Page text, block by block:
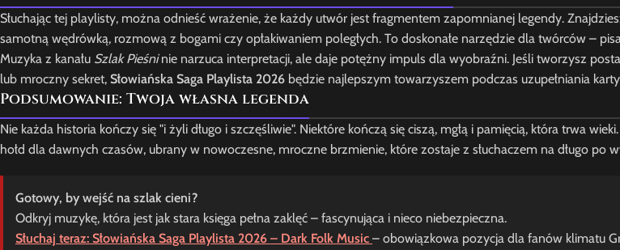
Słuchając tej playlisty, można odnieść wrażenie, że każdy utwór jest fragmentem zapomnianej legendy.
samotną wędrówką, rozmową z bogami czy opłakiwaniem poległych. To doskonałe narzędzie dla twórców –
Muzyka z kanału Szlak Pieśninie narzuca interpretacji, ale daje potężny impuls dla wyobraźni. Jeśli tworzysz
lub mroczny sekret, Słowiańska Saga Playlista 2026 będzie najlepszym towarzyszem podczas uzupełniania
Podsumowanie: Twoja własna legenda
Nie każda historia kończy się "i żyli długo i szczęśliwie". Niektóre kończą się ciszą, mgłą i pamięcią, która trwa
hołd dla dawnych czasów, ubrany w nowoczesne, mroczne brzmienie, które zostaje z słuchaczem na długo po
Gotowy, by wejść na szlak cieni?
Odkryj muzykę, która jest jak stara księga pełna zaklęć – fascynująca i nieco niebezpieczna.
Słuchaj teraz: Słowiańska Saga Playlista 2026 – Dark Folk Music – obowiązkowa pozycja dla fanów klimatu